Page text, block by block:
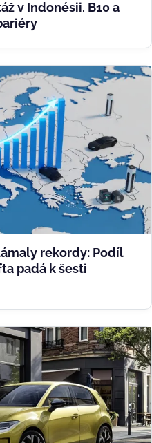
v Indonésii. B10 a
rekordy: Podíl
padá k šesti